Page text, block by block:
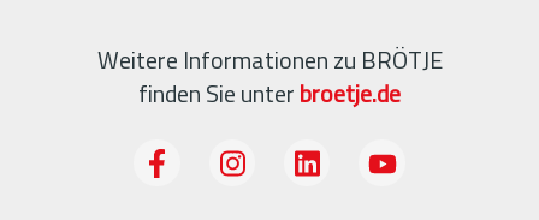
Weitere Informationen zu BRÖTJE
finden Sie unterbroetje.de